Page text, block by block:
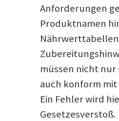
Anforderungen
Produktnamen
müssen nicht
auch konform
Ein Fehler wird
Gesetzesverstoß.